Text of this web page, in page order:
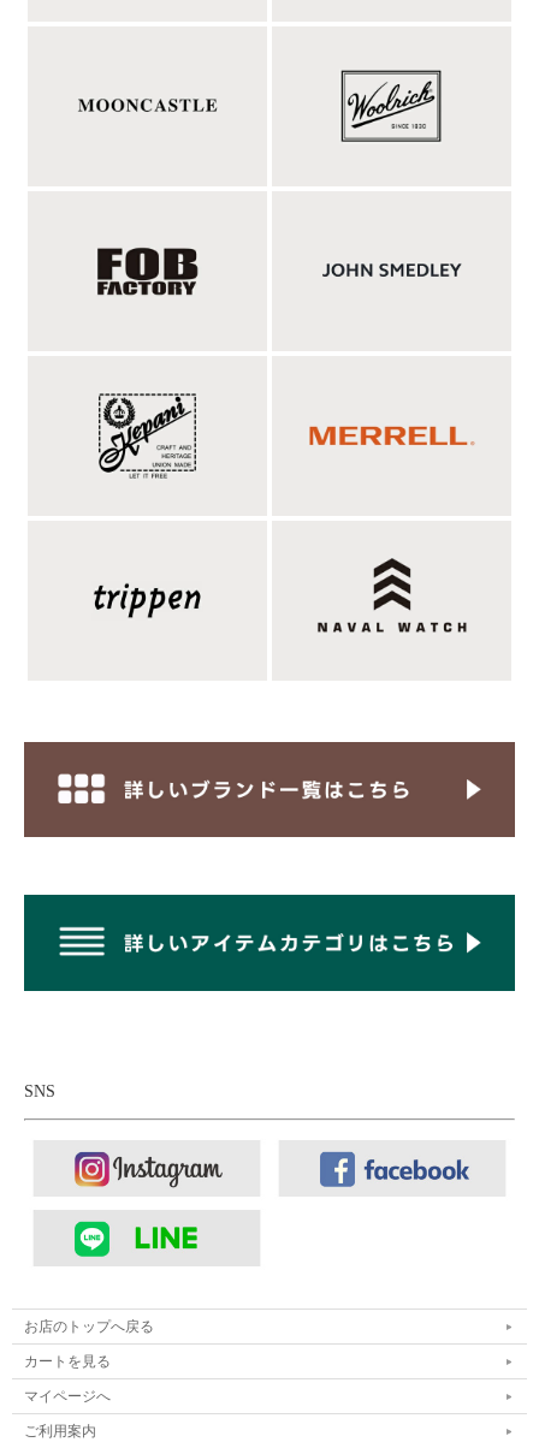
SNS
お店のトップへ戻る
カートを見る
マイページへ
ご利用案内